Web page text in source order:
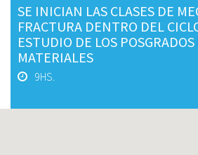
SE INICIAN LAS CLASES DE
FRACTURA DENTRO DEL
ESTUDIO DE LOS POSGRADOS
MATERIALES
9HS.